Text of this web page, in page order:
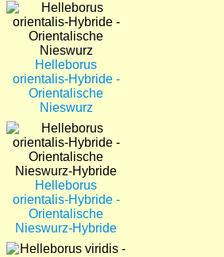
Bild
Helleborus
orientalis-Hybride -
Orientalische
Nieswurz
Bild
Helleborus
orientalis-Hybride -
Orientalische
Nieswurz-Hybride
Bild